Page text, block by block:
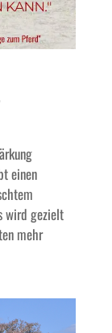
einen
wird gezielt
mehr